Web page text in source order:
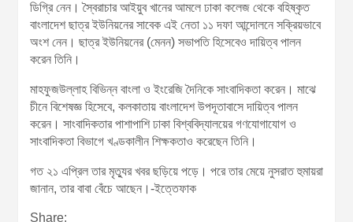
ডিগ্রি নেন। স্বৈরাচার আইয়ুব খানের আমলে ঢাকা কলেজ থেকে বহিষ্কৃত
বাংলাদেশ ছাত্র ইউনিয়নের সাবেক এই নেতা ১১ দফা আন্দোলনে সক্রিয়ভাবে
অংশ নেন। ছাত্র ইউনিয়নের (মেনন) সভাপতি হিসেবেও দায়িত্ব পালন
করেন তিনি।
মাহফুজউল্লাহ বিভিন্ন বাংলা ও ইংরেজি দৈনিকে সাংবাদিকতা করেন। মাঝে
চীনে বিশেষজ্ঞ হিসেবে, কলকাতায় বাংলাদেশ উপদূতাবাসে দায়িত্ব পালন
করেন। সাংবাদিকতার পাশাপাশি ঢাকা বিশ্ববিদ্যালয়ের গণযোগাযোগ ও
সাংবাদিকতা বিভাগে খণ্ডকালীন শিক্ষকতাও করেছেন তিনি।
গত ২১ এপ্রিল তার মৃত্যুর খবর ছড়িয়ে পড়ে। পরে তার মেয়ে নুসরাত হুমায়রা
জানান, তার বাবা বেঁচে আছেন।-ইত্তেফাক
Share: